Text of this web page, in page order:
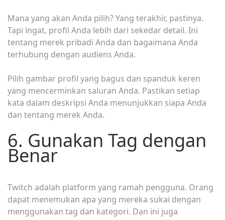
Mana yang akan Anda pilih? Yang terakhir, pastinya.
Tapi ingat, profil Anda lebih dari sekedar detail. Ini
tentang merek pribadi Anda dan bagaimana Anda
terhubung dengan audiens Anda.
Pilih gambar profil yang bagus dan spanduk keren
yang mencerminkan saluran Anda. Pastikan setiap
kata dalam deskripsi Anda menunjukkan siapa Anda
dan tentang merek Anda.
6. Gunakan Tag dengan
Benar
Twitch adalah platform yang ramah pengguna. Orang
dapat menemukan apa yang mereka sukai dengan
menggunakan tag dan kategori. Dan ini juga